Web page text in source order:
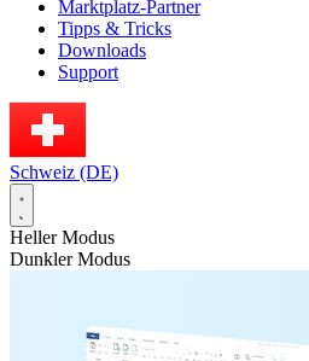
Marktplatz-Partner
Tipps & Tricks
Downloads
Support
Schweiz (DE)
Heller Modus
Dunkler Modus